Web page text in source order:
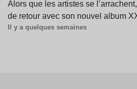
Alors que les artistes se
de retour avec son nouvel album
Il y a quelques semaines